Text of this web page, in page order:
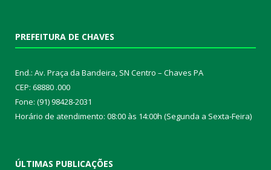
PREFEITURA DE CHAVES
End.: Av. Praça da Bandeira, SN Centro – Chaves PA
CEP: 68880 .000
Fone: (91) 98428-2031
Horário de atendimento: 08:00 às 14:00h (Segunda a Sexta-Feira)
ÚLTIMAS PUBLICAÇÕES